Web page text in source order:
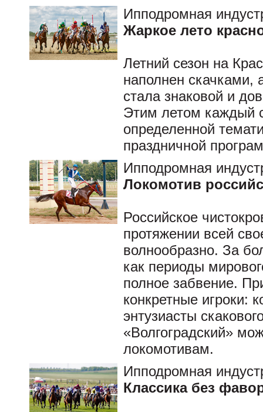
Ипподромная
Жаркое лето
Летний сезон на
наполнен скачками,
стала знаковой и
Этим летом каждый
определенной
праздничной
Ипподромная
Локомотив
Российское
протяжении всей
волнообразно. За
как периоды
полное забвение.
конкретные игроки:
энтузиасты
«Волгоградский»
локомотивам.
Ипподромная
Классика без